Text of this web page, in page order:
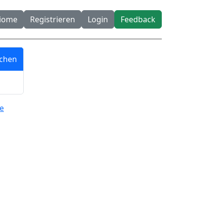
Registrieren Login Feedback